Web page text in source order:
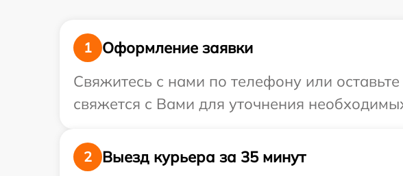
1
Оформление заявки
Свяжитесь с нами по телефону или
свяжется с Вами для уточнения
2
Выезд курьера за 35 минут